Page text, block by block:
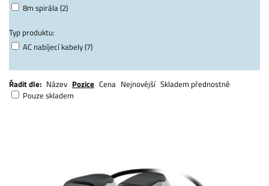
8m spirála (2)
Typ produktu:
AC nabíjecí kabely (7)
Řadit dle: Název Pozice Cena Nejnovější Skladem přednostně
Pouze skladem